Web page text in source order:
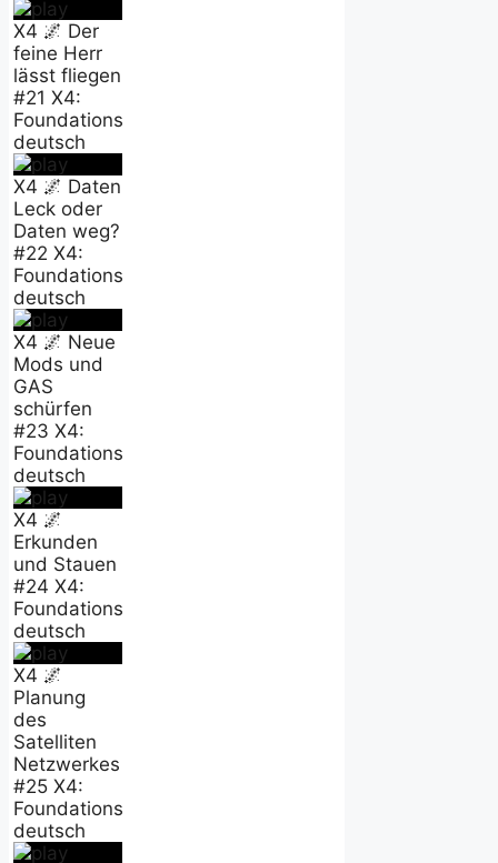
X4 🌌 Der
feine Herr
lässt fliegen
#21 X4:
Foundations
deutsch
X4 🌌 Daten
Leck oder
Daten weg?
#22 X4:
Foundations
deutsch
X4 🌌 Neue
Mods und
GAS
schürfen
#23 X4:
Foundations
deutsch
X4 🌌
Erkunden
und Stauen
#24 X4:
Foundations
deutsch
X4 🌌
Planung
des
Satelliten
Netzwerkes
#25 X4:
Foundations
deutsch